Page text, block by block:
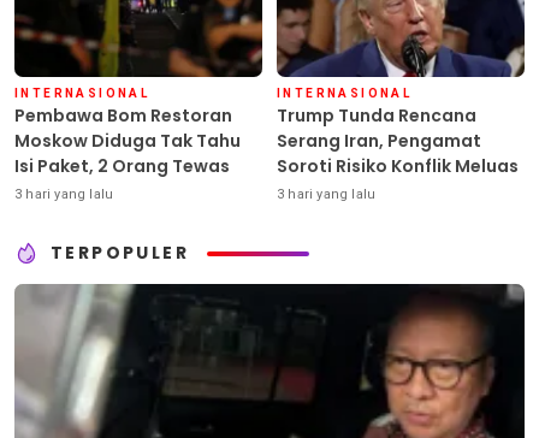
INTERNASIONAL
Pembawa Bom Restoran
Moskow Diduga Tak Tahu
Isi Paket, 2 Orang Tewas
3 hari yang lalu
INTERNASIONAL
Trump Tunda Rencana
Serang Iran, Pengamat
Soroti Risiko Konflik Meluas
3 hari yang lalu
TERPOPULER